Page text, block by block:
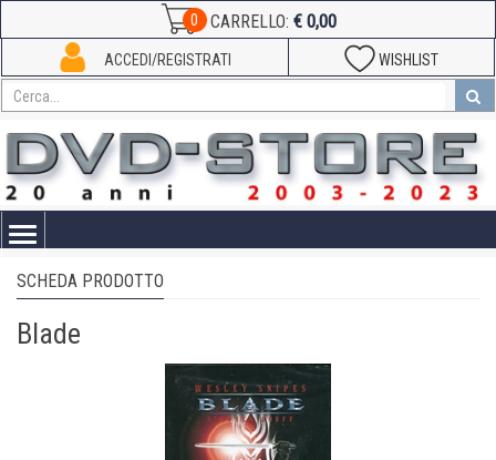
0 CARRELLO: € 0,00
WISHLIST
ACCEDI/REGISTRATI
Toggle
SCHEDA PRODOTTO
Blade